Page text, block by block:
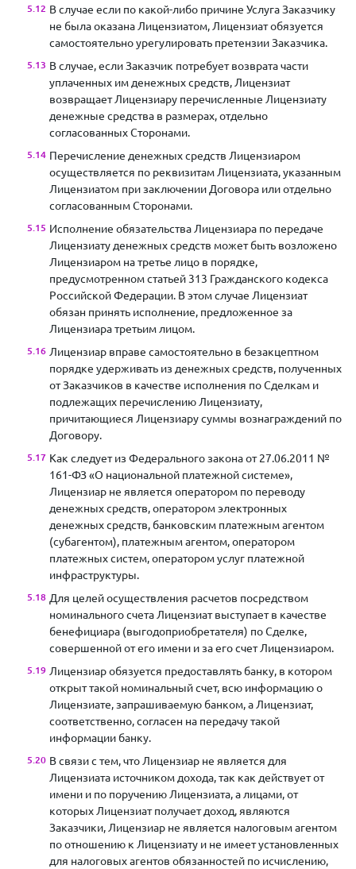
В случае если по какой-либо причине Услуга Заказчику
не была оказана Лицензиатом, Лицензиат обязуется
самостоятельно урегулировать претензии Заказчика.
В случае, если Заказчик потребует возврата части
уплаченных им денежных средств, Лицензиат
возвращает Лицензиару перечисленные Лицензиату
денежные средства в размерах, отдельно
согласованных Сторонами.
Перечисление денежных средств Лицензиаром
осуществляется по реквизитам Лицензиата, указанным
Лицензиатом при заключении Договора или отдельно
согласованным Сторонами.
Исполнение обязательства Лицензиара по передаче
Лицензиату денежных средств может быть возложено
Лицензиаром на третье лицо в порядке,
предусмотренном статьей 313 Гражданского кодекса
Российской Федерации. В этом случае Лицензиат
обязан принять исполнение, предложенное за
Лицензиара третьим лицом.
Лицензиар вправе самостоятельно в безакцептном
порядке удерживать из денежных средств, полученных
от Заказчиков в качестве исполнения по Сделкам и
подлежащих перечислению Лицензиату,
причитающиеся Лицензиару суммы вознаграждений по
Договору.
Как следует из Федерального закона от 27.06.2011 №
161-ФЗ «О национальной платежной системе»,
Лицензиар не является оператором по переводу
денежных средств, оператором электронных
денежных средств, банковским платежным агентом
(субагентом), платежным агентом, оператором
платежных систем, оператором услуг платежной
инфраструктуры.
Для целей осуществления расчетов посредством
номинального счета Лицензиат выступает в качестве
бенефициара (выгодоприобретателя) по Сделке,
совершенной от его имени и за его счет Лицензиаром.
Лицензиар обязуется предоставлять банку, в котором
открыт такой номинальный счет, всю информацию о
Лицензиате, запрашиваемую банком, а Лицензиат,
соответственно, согласен на передачу такой
информации банку.
В связи с тем, что Лицензиар не является для
Лицензиата источником дохода, так как действует от
имени и по поручению Лицензиата, а лицами, от
которых Лицензиат получает доход, являются
Заказчики, Лицензиар не является налоговым агентом
по отношению к Лицензиату и не имеет установленных
для налоговых агентов обязанностей по исчислению,